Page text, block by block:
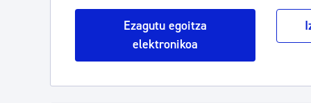
Ezagutu egoitza
elektronikoa